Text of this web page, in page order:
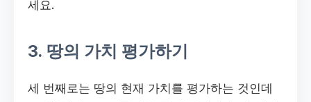
세요.
3. 땅의 가치 평가하기
세 번째로는 땅의 현재 가치를 평가하는 것인데